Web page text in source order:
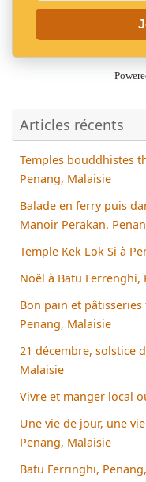
Articles récents
Temples bouddhistes
Penang, Malaisie
Balade en ferry puis
Manoir Perakan.
Temple Kek Lok Si à
Noël à Batu Ferrenghi,
Bon pain et
Penang, Malaisie
21 décembre, solstice
Malaisie
Vivre et manger local
Une vie de jour, une
Penang, Malaisie
Batu Ferringhi,